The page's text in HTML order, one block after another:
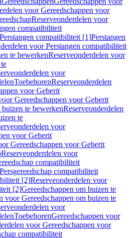
voor Gereedschappen voor
Reserveonderdelen voor
compatibiliteit
compatibiliteit [1]Perstangen
voor Perstangen compatibiliteit
te bewerkenReserveonderdelen voor
voor
ToebehorenReserveonderdelen
voor Geberit
Gereedschappen voor Geberit
te bewerkenReserveonderdelen
te
voor
voor Geberit
Gereedschappen voor Geberit
Reserveonderdelen voor
compatibiliteit
compatibiliteit
[2]Reserveonderdelen voor
[2]Gereedschappen om buizen te
voor Gereedschappen om buizen te
voor
ToebehorenGereedschappen voor
voor Gereedschappen voor
compatibiliteit